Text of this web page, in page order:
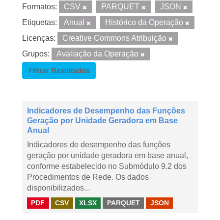
Formatos: CSV PARQUET
JSON
Etiquetas:
Anual
Histórico da Operação
Licenças:
Creative Commons Atribuição
Grupos:
Avaliação da Operação
Filtrar Resultados
Indicadores de Desempenho das Funções
Geração por Unidade Geradora em Base
Anual
Indicadores de desempenho das funções
geração por unidade geradora em base anual,
conforme estabelecido no Submódulo 9.2 dos
Procedimentos de Rede. Os dados
disponibilizados...
PDF CSV XLSX PARQUET JSON